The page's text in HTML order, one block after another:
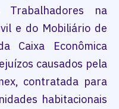
Trabalhadores na
e do Mobiliário de
Caixa Econômica
causados pela
contratada para
habitacionais